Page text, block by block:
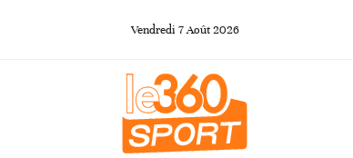
Vendredi 7Août 2026